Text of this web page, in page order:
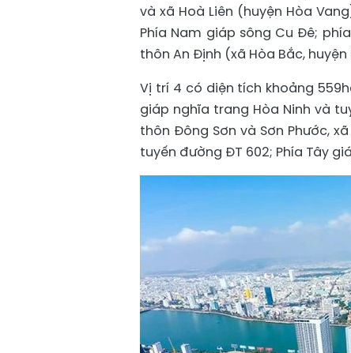
và xã Hoà Liên (huyện Hòa
Phía Nam giáp sông Cu Đê;
thôn An Định (xã Hòa Bắc, huyện
Vị trí 4 có diện tích khoảng
giáp nghĩa trang Hòa Ninh và
thôn Đông Sơn và Sơn Phước,
tuyến đường ĐT 602; Phía Tây